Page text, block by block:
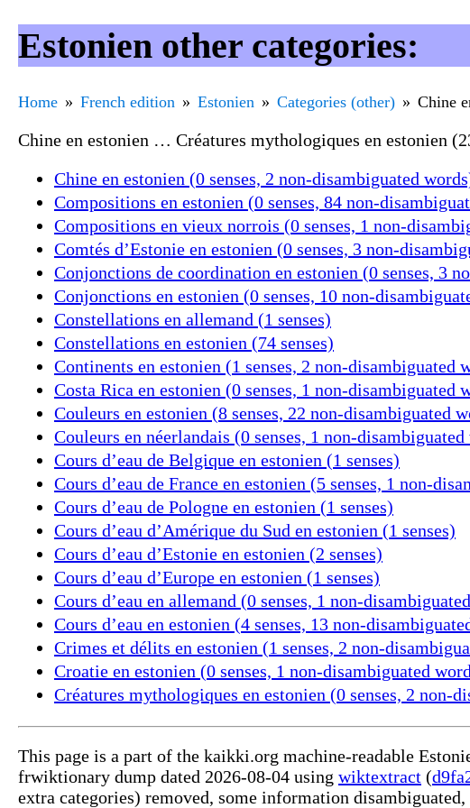
Estonien other categories:
Home French edition Estonien Categories (other) Chine
Chine en estonien … Créatures mythologiques en estonien
Chine en estonien (0 senses, 2 non-disambiguated
Compositions en estonien (0 senses, 84 non-
Compositions en vieux norrois (0 senses, 1 non-
Comtés d’Estonie en estonien (0 senses, 3 non-
Conjonctions de coordination en estonien (0 senses, 3
Conjonctions en estonien (0 senses, 10 non-
Constellations en allemand (1 senses)
Constellations en estonien (74 senses)
Continents en estonien (1 senses, 2 non-disambiguated
Costa Rica en estonien (0 senses, 1 non-disambiguated
Couleurs en estonien (8 senses, 22 non-disambiguated
Couleurs en néerlandais (0 senses, 1 non-disambiguated
Cours d’eau de Belgique en estonien (1 senses)
Cours d’eau de France en estonien (5 senses, 1 non-
Cours d’eau de Pologne en estonien (1 senses)
Cours d’eau d’Amérique du Sud en estonien (1 senses)
Cours d’eau d’Estonie en estonien (2 senses)
Cours d’eau d’Europe en estonien (1 senses)
Cours d’eau en allemand (0 senses, 1 non-
Cours d’eau en estonien (4 senses, 13 non-
Crimes et délits en estonien (1 senses, 2 non-
Croatie en estonien (0 senses, 1 non-disambiguated
Créatures mythologiques en estonien (0 senses, 2 non-
This page is a part of the kaikki.org machine-readable
frwiktionary dump dated 2026-08-04 using wiktextract (
extra categories) removed, some information